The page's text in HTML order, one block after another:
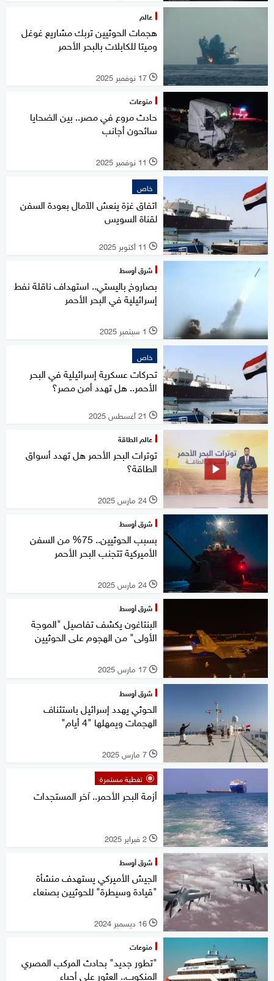
عالم
هجمات الحوثيين تربك مشاريع غوغل
وميتا للكابلات بالبحر الأحمر
l 17 نوفمبر 2025
منوعات
حادث مروع في مصر.. بين الضحايا
سائحون أجانب
l 11 نوفمبر 2025
خاص
اتفاق غزة ينعش الآمال بعودة السفن
لقناة السويس
l 11 أكتوبر 2025
شرق أوسط
بصاروخ باليستي.. استهداف ناقلة نفط
إسرائيلية في البحر الأحمر
l 1 سبتمبر 2025
خاص
تحركات عسكرية إسرائيلية في البحر
الأحمر.. هل تهدد أمن مصر؟
l 21 أغسطس 2025
عالم الطاقة
توترات البحر الأحمر هل تهدد أسواق
الطاقة؟
l 24 مارس 2025
شرق أوسط
بسبب الحوثيين.. 75% من السفن
الأميركية تتجنب البحر الأحمر
l 24 مارس 2025
شرق أوسط
البنتاغون يكشف تفاصيل "الموجة
الأولى" من الهجوم على الحوثيين
l 17 مارس 2025
شرق أوسط
الحوثي يهدد إسرائيل باستئناف
الهجمات ويمهلها "4 أيام"
l 7 مارس 2025
تغطية مستمرة
أزمة البحر الأحمر.. آخر المستجدات
l 2 فبراير 2025
شرق أوسط
الجيش الأميركي يستهدف منشأة
"قيادة وسيطرة" للحوثيين بصنعاء
l 16 ديسمبر 2024
منوعات
"تطور جديد" بحادث المركب المصري
المنكوب.. العثور على أحياء